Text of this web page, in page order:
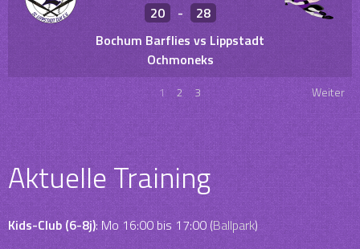
20 -
28
Bochum Barflies vs Lippstadt
Ochmoneks
1 2 3 Weiter
Aktuelle Training
Kids-Club (6-8j): Mo 16:00 bis 17:00 (Ballpark)